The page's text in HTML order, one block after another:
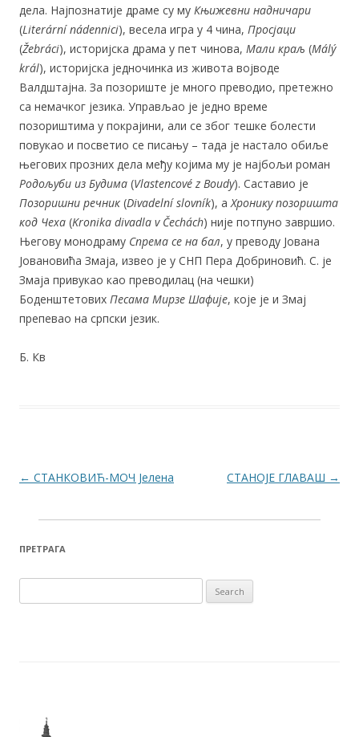
дела. Најпознатије драме су му Књижевни надничари
(Literární nádennici), весела игра у 4 чина, Просјаци
(Žebráci), историјска драма у пет чинова, Мали краљ (Málý
král), историјска једночинка из живота војводе
Валдштајна. За позориште је много преводио, претежно
са немачког језика. Управљао је једно време
позориштима у покрајини, али се због тешке болести
повукао и посветио се писању – тада је настало обиље
његових прозних дела међу којима му је најбољи роман
Родољуби из Будима (Vlastencové z Boudy). Саставио је
Позоришни речник (Divadelní slovník), аХронику позоришта
код Чеха (Kronika divadla v Čechách) није потпуно завршио.
Његову монодраму Спрема се на бал, у преводу Јована
Јовановића Змаја, извео је у СНП Пера Добриновић. С. је
Змаја привукао као преводилац (на чешки)
Боденштетових Песама Мирзе Шафије, које је и Змај
препевао на српски језик.
Б. Кв
Post navigation
← СТАНКОВИЋ-МОЧ Јелена СТАНОЈЕ ГЛАВАШ →
ПРЕТРАГА